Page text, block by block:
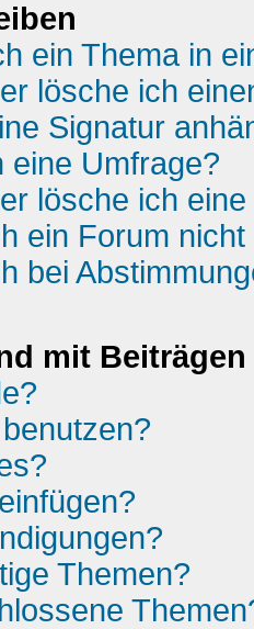
ein Thema in
lösche ich
Signatur
eine Umfrage?
lösche ich
ein Forum
bei
mit
Themen?